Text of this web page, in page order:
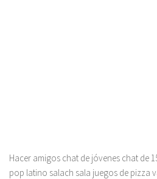
Hacer amigos chat de jóvenes chat de
pop latino salach sala juegos de pizza